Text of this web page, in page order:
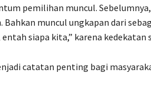
pemilihan muncul.
muncul ungkapan dari
entah siapa kita,” karena
catatan penting bagi